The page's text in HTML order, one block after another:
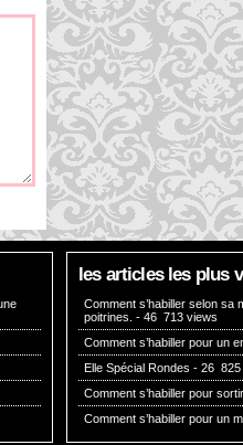
les articles les plus
Comment s’habiller selon sa
poitrines. - 46 713 views
Comment s’habiller pour un
Elle Spécial Rondes - 26 825
Comment s’habiller pour
Comment s’habiller pour un